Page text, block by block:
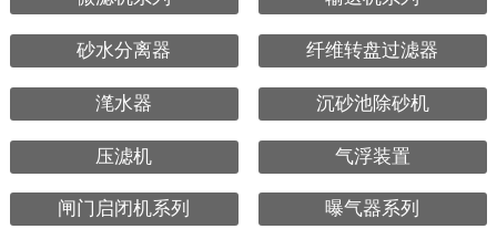
砂水分离器 纤维转盘过滤器
滗水器 沉砂池除砂机
压滤机 气浮装置
闸门启闭机系列 曝气器系列